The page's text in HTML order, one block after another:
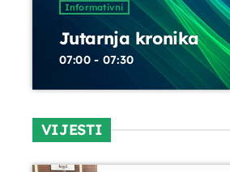
Horoskop
08:00 - 08:10
Melodija dana
08:10 - 08:15
Informativni
Jutarnja kronika
07:00 - 07:30
VIJESTI